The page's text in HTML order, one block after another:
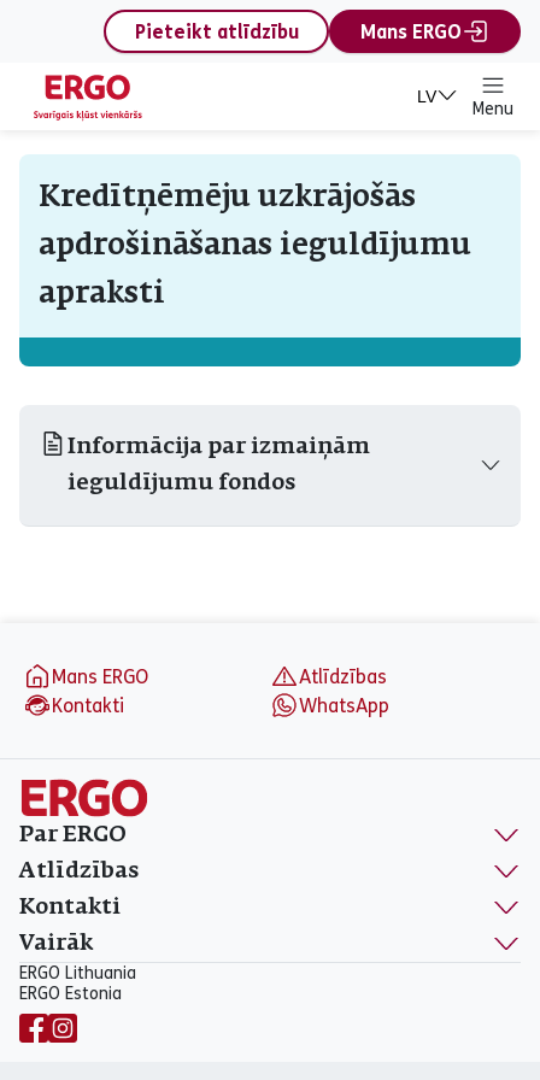
content
Pieteikt atlīdzību
Mans ERGO
LV
Menu
Kredītņēmēju uzkrājošās
apdrošināšanas ieguldījumu
apraksti
Informācija par izmaiņām
ieguldījumu fondos
Mans ERGO
Atlīdzības
Kontakti
WhatsApp
Par ERGO
Atlīdzības
Kontakti
Vairāk
ERGO Lithuania
ERGO Estonia